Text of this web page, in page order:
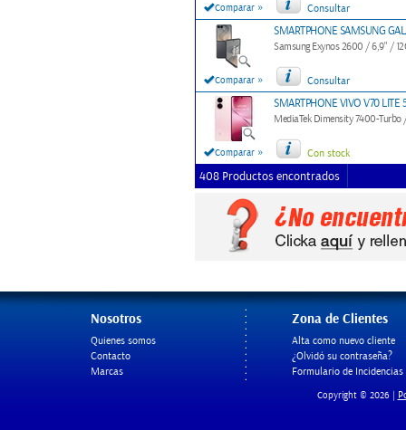
Comparar » Consultar
Comparar »
SMARTPHONE SAMSUNG
Samsung Exynos 2600 / 6,9" /
Consultar
Comparar »
SMARTPHONE VIVO V70 LITE
MediaTek Dimensity 7400-
Con stock
408 Productos encontrados
Nosotros
Quienes somos
Contacto
Marcas
Zona de Clientes
Alta como nuevo cliente
¿Olvidó su contraseña?
Formulario de Incidencias
Copyright © 2026 |